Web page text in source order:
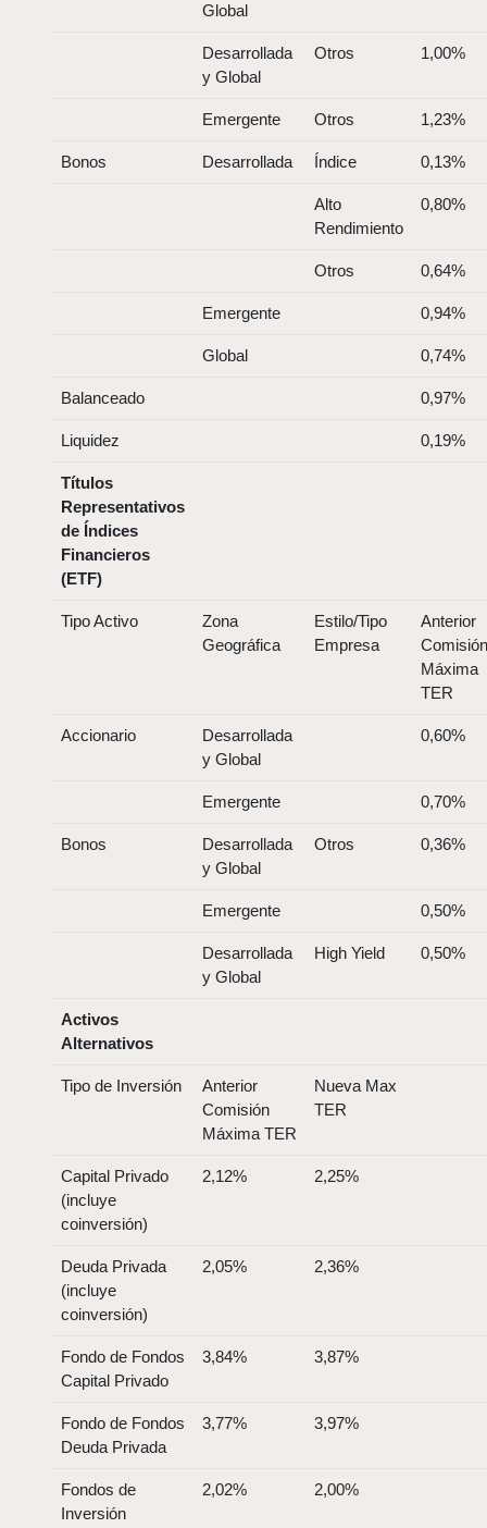
Global
Desarrollada
y Global
Otros 1,00%
Emergente Otros 1,23%
Bonos Desarrollada Índice 0,13%
Alto
Rendimiento
0,80%
Otros 0,64%
Emergente 0,94%
Global 0,74%
Balanceado 0,97%
Liquidez 0,19%
Títulos
Representativos
de Índices
Financieros
(ETF)
Tipo Activo
Zona
Geográfica
Estilo/Tipo
Empresa
Anterior
Comisión
Máxima
TER
Accionario
Desarrollada
y Global
0,60%
Emergente 0,70%
Bonos
Desarrollada
y Global
Otros 0,36%
Emergente 0,50%
Desarrollada
y Global
High Yield 0,50%
Activos
Alternativos
Tipo de Inversión
Anterior
Comisión
Máxima TER
Nueva Max
TER
Capital Privado
(incluye
coinversión)
2,12% 2,25%
Deuda Privada
(incluye
coinversión)
2,05% 2,36%
Fondo de Fondos
Capital Privado
3,84% 3,87%
Fondo de Fondos
Deuda Privada
3,77% 3,97%
Fondos de
Inversión
2,02% 2,00%